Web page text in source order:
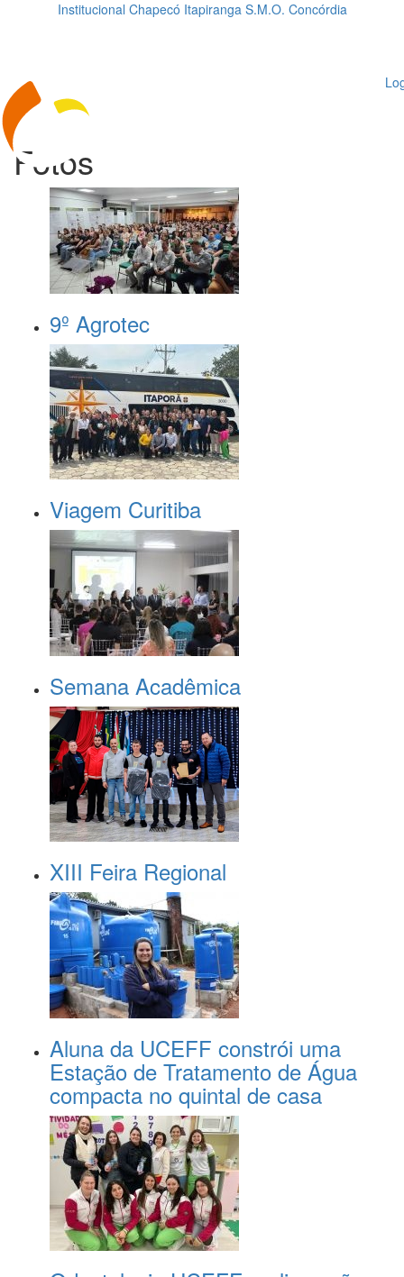
Institucional Chapecó Itapiranga S.M.O. Concórdia
Fotos
9º Agrotec
Viagem Curitiba
Semana Acadêmica
XIII Feira Regional
Aluna da UCEFF constrói uma
Estação de Tratamento de Água
compacta no quintal de casa